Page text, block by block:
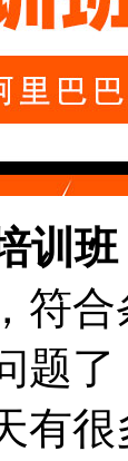
训班
符
题
有